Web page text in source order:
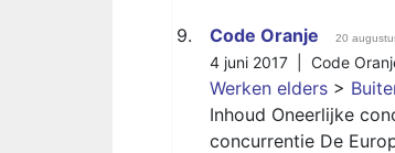
9. Code Oranje 20
4 juni 2017 | Code
Werken elders >
Inhoud Oneerlijke
concurrentie De